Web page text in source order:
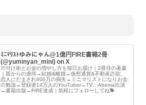
ﾐﾆﾏﾘｽﾄゆみにゃん@1億円FIRE書籍2冊
(@yuminyan_mini) on X
片付け術とお金の増やし方を毎日お届け｜2冊目の著書
｜親からの虐待→結婚&離婚→仮想通貨&不動産詐欺、
恋人にだまされ800万の損失→ミニマリストになりお金
の勉強→登録者14万人のYouTuber→TV、Abema出演
→書籍出版→FIRE達成｜気軽にフォローしてね🐕